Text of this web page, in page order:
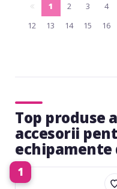
pagina
anterioara
1
(current)
2 3 4
12
13 14 15 16
Top produse
accesorii
echipamente
1
Roadinger
Combo